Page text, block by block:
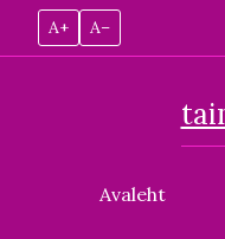
A+ A–
Avaleht